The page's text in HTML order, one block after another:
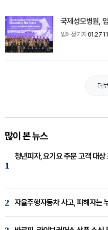
국제성모병원,
임혜정 기자01.27
더
많이 본 뉴스
1
청년피자, 요기요 주문 고객 대상
2 자율주행자동차 사고, 피해자는